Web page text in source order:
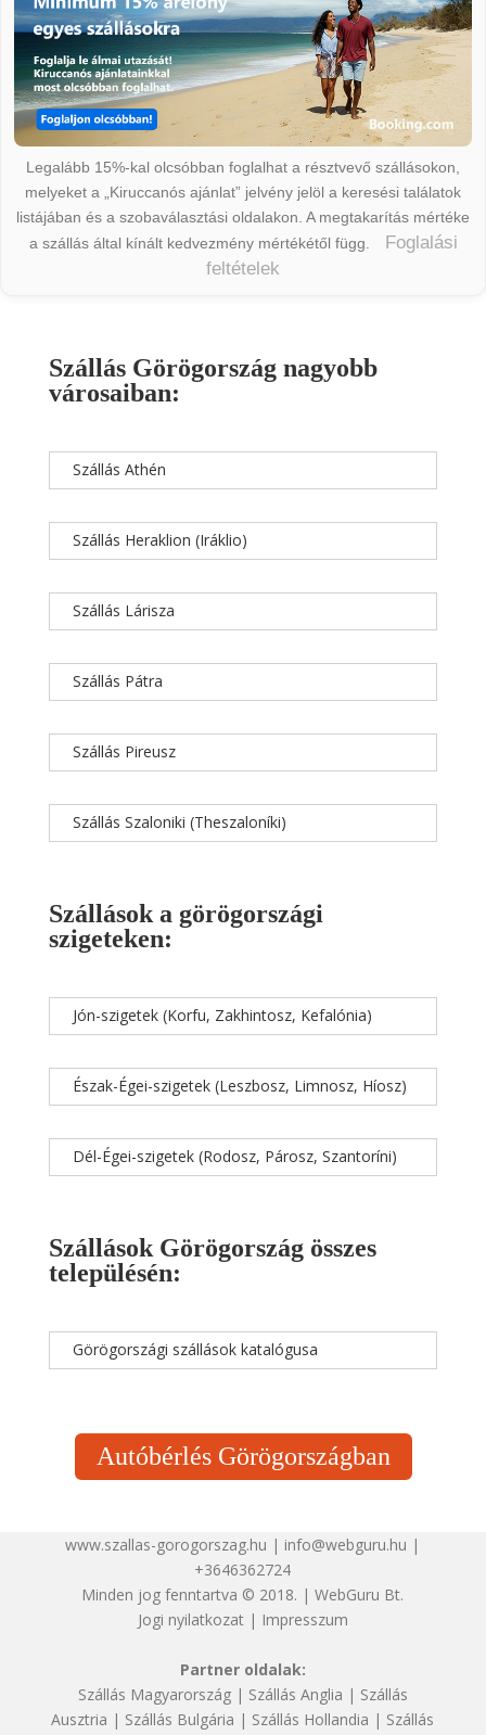
Legalább 15%-kal olcsóbban foglalhat a résztvevő szállásokon,
melyeket a „Kiruccanós ajánlat” jelvény jelöl a keresési találatok
listájában és a szobaválasztási oldalakon. A megtakarítás mértéke
a szállás által kínált kedvezmény mértékétől függ.
Foglalási
feltételek
Szállás Görögország nagyobb
városaiban:
Szállás Athén
Szállás Heraklion (Iráklio)
Szállás Lárisza
Szállás Pátra
Szállás Pireusz
Szállás Szaloniki (Theszaloníki)
Szállások a görögországi
szigeteken:
Jón-szigetek (Korfu, Zakhintosz, Kefalónia)
Észak-Égei-szigetek (Leszbosz, Limnosz, Híosz)
Dél-Égei-szigetek (Rodosz, Párosz, Szantoríni)
Szállások Görögország összes
településén:
Görögországi szállások katalógusa
Autóbérlés Görögországban
www.szallas-gorogorszag.hu | info@webguru.hu |
+3646362724
Minden jog fenntartva © 2018. | WebGuru Bt.
Jogi nyilatkozat| Impresszum
Partner oldalak:
Szállás Magyarország| Szállás Anglia | Szállás
Ausztria | Szállás Bulgária | Szállás Hollandia | Szállás